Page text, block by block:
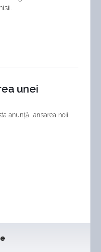
unei
anunță lansarea noii